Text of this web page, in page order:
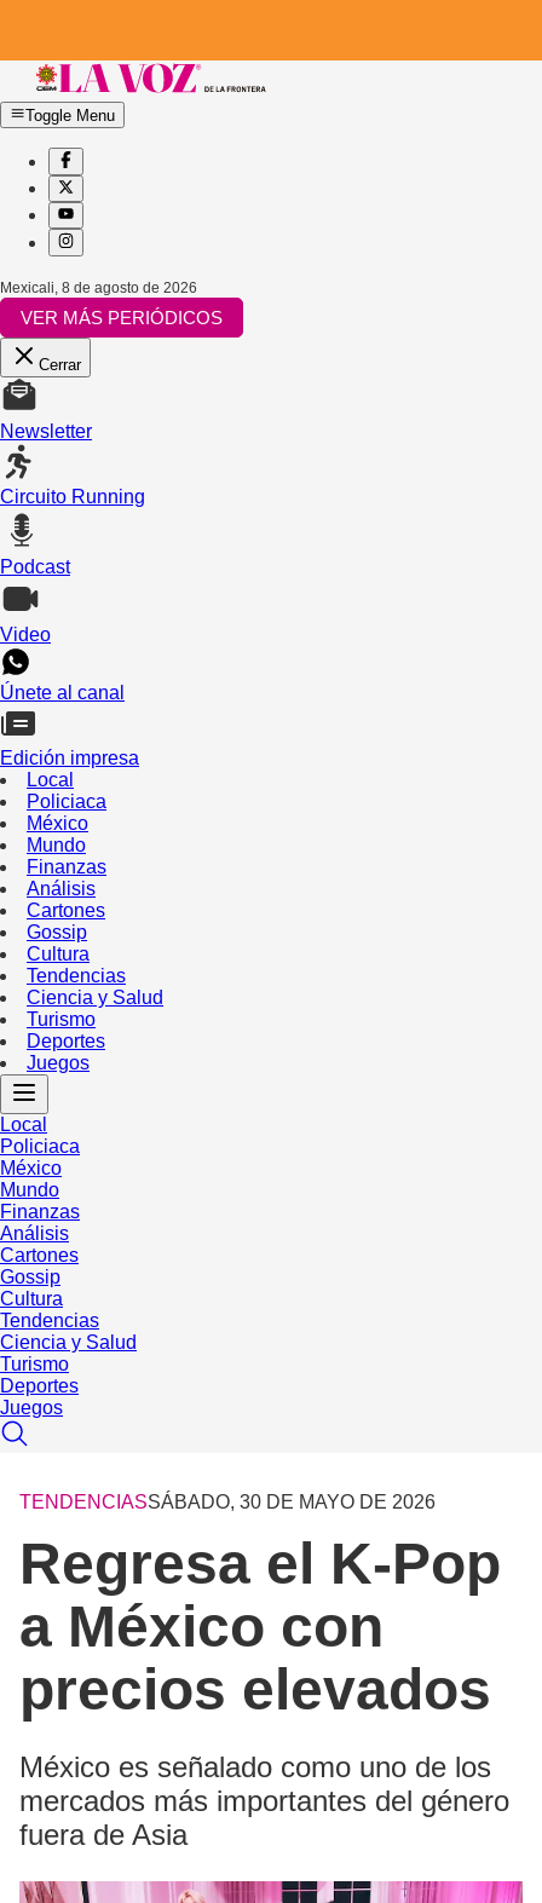
Toggle Menu
Mexicali 8 de agosto de 2026
VER MÁS PERIÓDICOS
Cerrar
Newsletter
Circuito Running
Podcast
Video
Únete al canal
Edición impresa
Local
Policiaca
México
Mundo
Finanzas
Análisis
Cartones
Gossip
Cultura
Tendencias
Ciencia y Salud
Turismo
Deportes
Juegos
Local
Policiaca
México
Mundo
Finanzas
Análisis
Cartones
Gossip
Cultura
Tendencias
Ciencia y Salud
Turismo
Deportes
Juegos
TENDENCIASSÁBADO, 30 DE MAYO DE 2026
Regresa el K-Pop
a México con
precios elevados
México es señalado como uno de los
mercados más importantes del género
fuera de Asia